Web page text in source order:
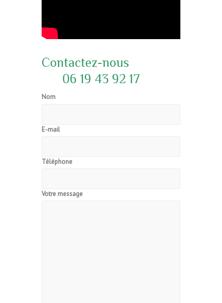
Contactez-nous
06 19 43 92 17
Nom
E-mail
Téléphone
Votre message